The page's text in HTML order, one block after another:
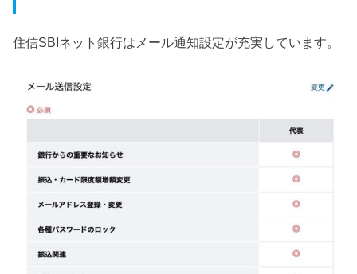
住信SBIネット銀行はメール通知設定が充実しています。